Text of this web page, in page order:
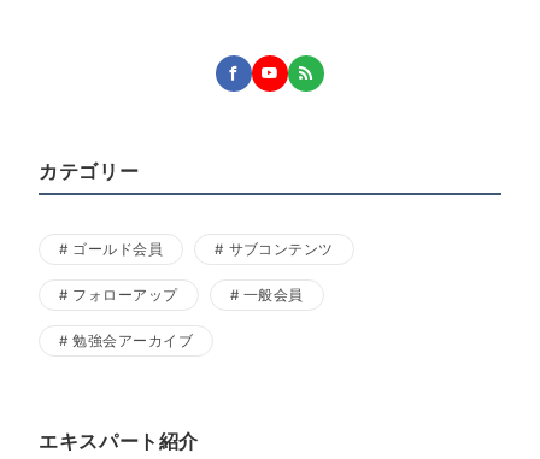
カテゴリー
ゴールド会員 サブコンテンツ
フォローアップ 一般会員
勉強会アーカイブ
エキスパート紹介